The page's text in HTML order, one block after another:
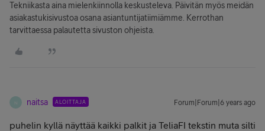
Tekniikasta aina mielenkiinnolla keskusteleva. Päivitän myös meidän
asiakastukisivustoa osana asiantuntijatiimiämme. Kerrothan
tarvittaessa palautetta sivuston ohjeista.
naitsa ALOITTAJA Forum|Forum|6 years ago
puhelin kyllä näyttää kaikki palkit ja TeliaFI tekstin muta silti